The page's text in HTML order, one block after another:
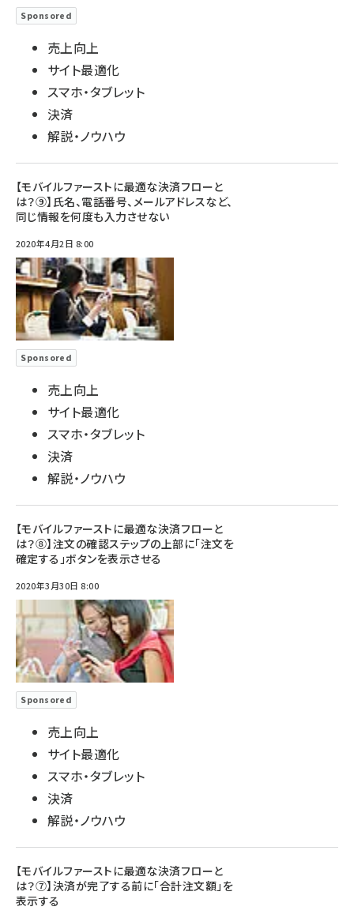
Sponsored
売上向上
サイト最適化
スマホ・タブレット
決済
解説・ノウハウ
【モバイルファーストに最適な決済フローと
は？⑨】氏名、電話番号、メールアドレスなど、
同じ情報を何度も入力させない
2020年4月2日 8:00
Sponsored
売上向上
サイト最適化
スマホ・タブレット
決済
解説・ノウハウ
【モバイルファーストに最適な決済フローと
は？⑧】注文の確認ステップの上部に「注文を
確定する」ボタンを表示させる
2020年3月30日 8:00
Sponsored
売上向上
サイト最適化
スマホ・タブレット
決済
解説・ノウハウ
【モバイルファーストに最適な決済フローと
は？⑦】決済が完了する前に「合計注文額」を
表示する